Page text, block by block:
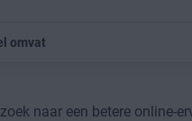
omvat
naar een betere online-